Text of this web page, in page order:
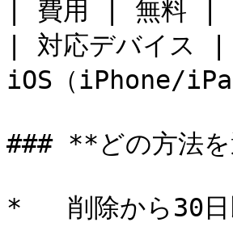
| 費用 | 無料 |
| 対応デバイス |
iOS（iPhone/
### **どの方法
*   削除から30日